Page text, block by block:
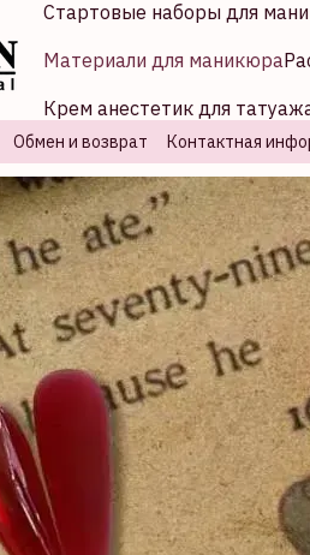
Стартовые наборы для
Материали для маникюра
Крем анестетик для
Обмен и возврат Контактная